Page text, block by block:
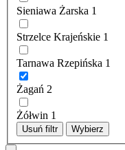
Sieniawa Żarska 1
Strzelce Krajeńskie 1
Tarnawa Rzepińska 1
Żagań 2
Żółwin 1
Usuń filtr Wybierz